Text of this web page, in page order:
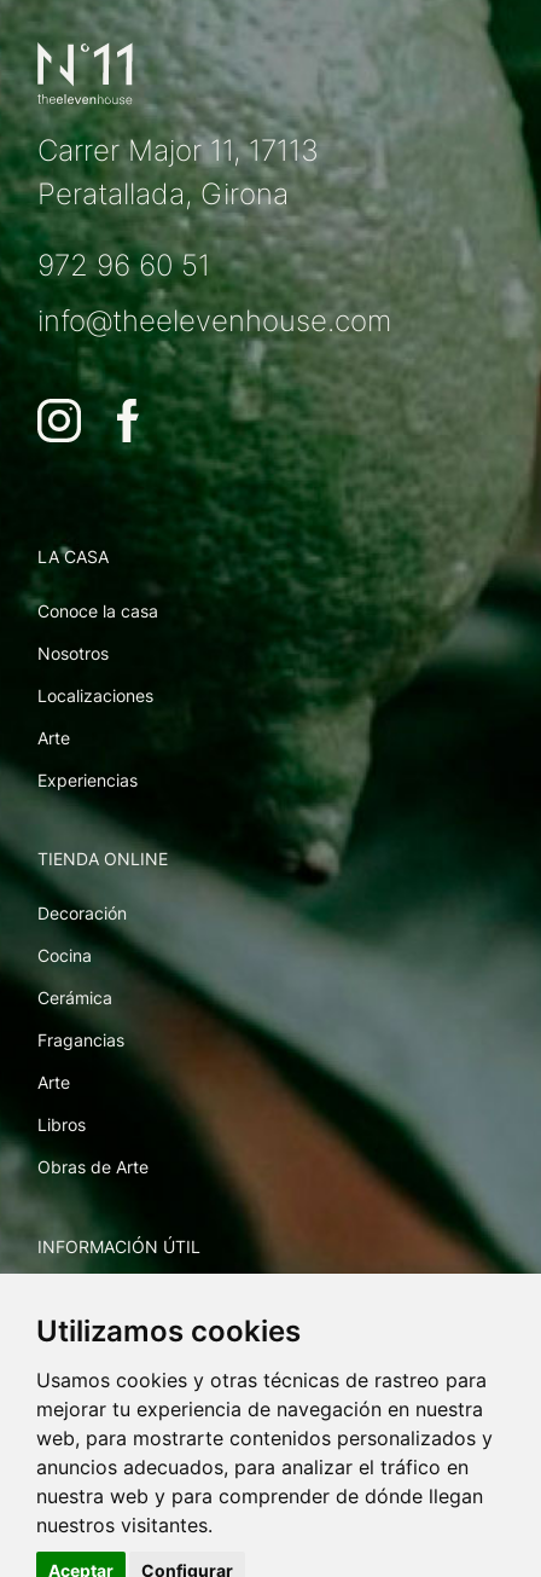
Utilizamos cookies
Usamos cookies y otras técnicas de rastreo para
mejorar tu experiencia de navegación en nuestra
web, para mostrarte contenidos personalizados y
anuncios adecuados, para analizar el tráfico en
nuestra web y para comprender de dónde llegan
nuestros visitantes.
Aceptar Configurar
Carrer Major 11, 17113
Peratallada, Girona
972 96 60 51
info@theelevenhouse.com
LA CASA
Conoce la casa
Nosotros
Localizaciones
Arte
Experiencias
TIENDA ONLINE
Decoración
Cocina
Cerámica
Fragancias
Arte
Libros
Obras de Arte
INFORMACIÓN ÚTIL
Envío de obras de arte
TEXTOS LEGALES
Aviso legal y política de privacidad
Política de cookies
Condiciones generales